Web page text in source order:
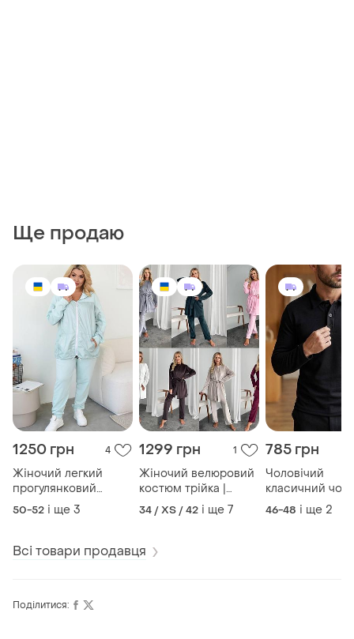
Ще продаю
1250 грн 4
Жіночий легкий
прогулянковий
костюм | кофта на
блискавці + штани |
50-52 і ще 3
1299 грн 1
Жіночий велюровий
костюм трійка |
футболка + халат +
штани | 1675
34 / XS / 42 і ще 7
785 грн
Чоловічий
класичний
лонгслів -
46-48 і ще 2
Всі товари продавця
Поділитися: